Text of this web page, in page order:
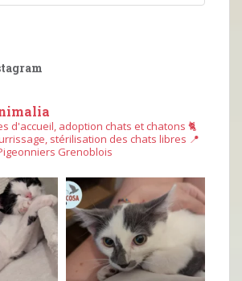
d'accueil, adoption chats et chatons 🐈
stérilisation des chats libres 📍
Grenoblois